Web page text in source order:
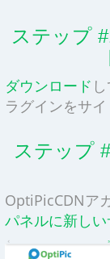
ステップ
ダウンロード
ラグインをサイ
ステップ
OptiPicCDNア
パネルに新し